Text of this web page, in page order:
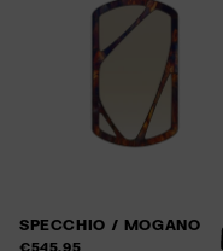
SPECCHIO / MOGANO
€545,95